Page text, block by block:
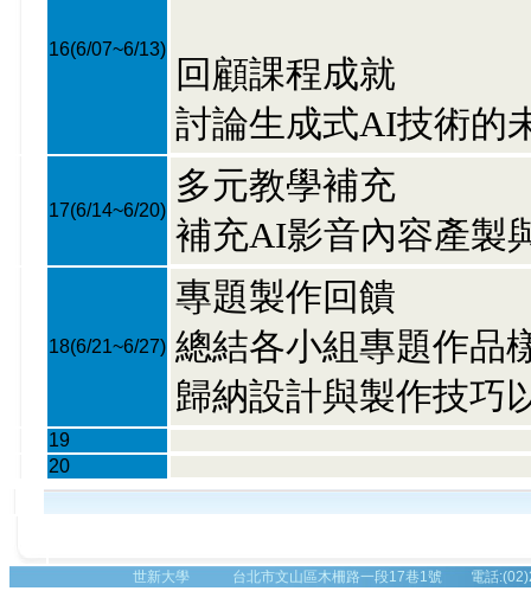
16(6/07~6/13)
回顧課程成就
討論生成式AI技術的
17(6/14~6/20)
多元教學補充
補充AI影音內容產製
18(6/21~6/27)
專題製作回饋
總結各小組專題作品
歸納設計與製作技巧
19
20
世新大學 台北市文山區木柵路一段17巷1號 電話